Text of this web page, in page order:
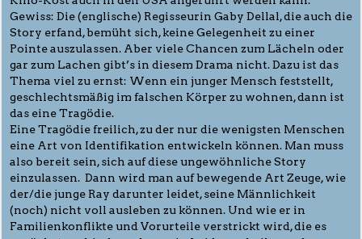
Gewiss: Die (englische) Regisseurin Gaby Dellal, die auch die
Story erfand, bemüht sich, keine Gelegenheit zu einer
Pointe auszulassen. Aber viele Chancen zum Lächeln oder
gar zum Lachen gibt’s in diesem Drama nicht. Dazu ist das
Thema viel zu ernst: Wenn ein junger Mensch feststellt,
geschlechtsmäßig im falschen Körper zu wohnen, dann ist
das eine Tragödie.
Eine Tragödie freilich, zu der nur die wenigsten Menschen
eine Art von Identifikation entwickeln können. Man muss
also bereit sein, sich auf diese ungewöhnliche Story
einzulassen. Dann wird man auf bewegende Art Zeuge, wie
der/die junge Ray darunter leidet, seine Männlichkeit
(noch) nicht voll ausleben zu können. Und wie er in
Familienkonflikte und Vorurteile verstrickt wird, die es